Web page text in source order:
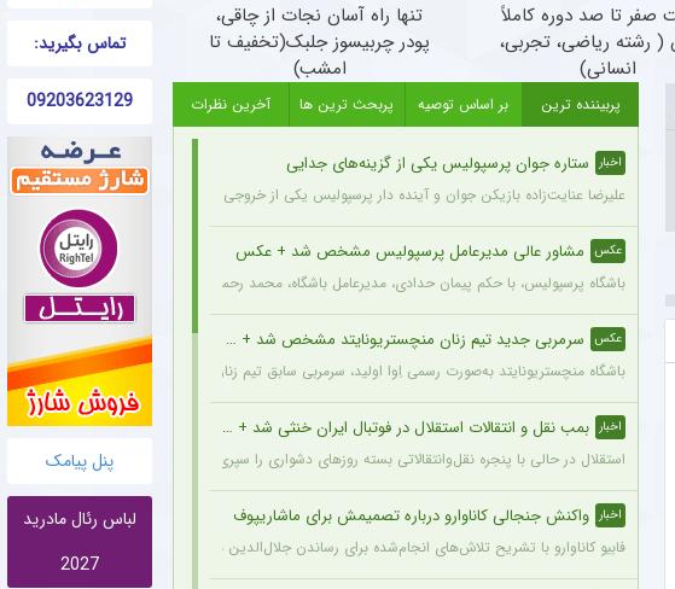
تماس بگیرید:
09203623129
پنل پیامک
لباس رئال مادرید
2027
صفر تا صد دوره کاملاً
( رشته ریاضی، تجربی،
انسانی)
تنها راه آسان نجات از چاقی،
پودر چربیسوز جلبک(تخفیف تا
امشب)
پربیننده ترین بر اساس توصیه پربحث ترین ها آخرین نظرات
اخبار ستاره جوان پرسپولیس یکی از گزینه‌های جدایی
علیرضا عنایت‌زاده بازیکن جوان و آینده دار پرسپولیس یکی از خروجی های احتمالی باشگاه به شمار می رود.
عکس مشاور عالی مدیرعامل پرسپولیس مشخص شد + عکس
باشگاه پرسپولیس، با حکم پیمان حدادی، مدیرعامل باشگاه، محمد رحمان سالاری به عنوان مشاور عالی
عکس سرمربی جدید تیم زنان منچستریونایتد مشخص شد + عکس
باشگاه منچستریونایتد به‌صورت رسمی اِوا اولید، سرمربی سابق تیم زنان هارتس، را به‌عنوان سرمربی جدید
اخبار بمب نقل و انتقالات استقلال در فوتبال ایران خنثی شد + جزئیات
استقلال در حالی با پنجره نقل‌وانتقالاتی بسته روزهای دشواری را سپری می‌کند که در همین شرایط، نام
اخبار واکنش جنجالی کاناوارو درباره تصمیمش برای ماشاریپوف
فابیو کاناوارو با تشریح تلاش‌های انجام‌شده برای رساندن جلال‌الدین ماشاریپوف به جام جهانی تأکید